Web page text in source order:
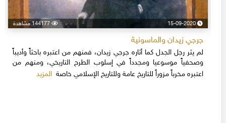
15-09-2020 144177 مشاهدة
جرجي زيدان والماسونية
لم يثر رجل الجدل كما أثاره جرجي زيدان، فمنهم من اعتبره باحثاً وأديباً
وصحفياً موسوعيا ومجدداً في إسلوب الطرح التاريخي، ومنهم من
اعتبره مخرباً مزوراً للتاريخ عامة وللتاريخ الإسلامي خاصةالمزيد